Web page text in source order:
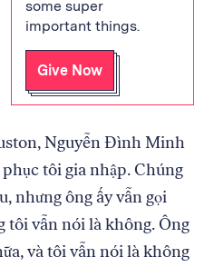
some super
important things.
Give Now
Nguyễn Đình Minh
tôi gia nhập. Chúng
nhưng ông ấy vẫn gọi
tôi vẫn nói là không. Ông
và tôi vẫn nói là không